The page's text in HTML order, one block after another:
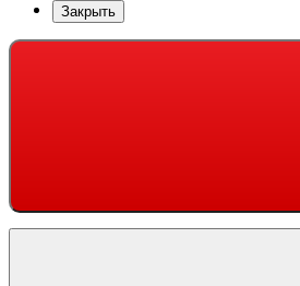
Закрыть